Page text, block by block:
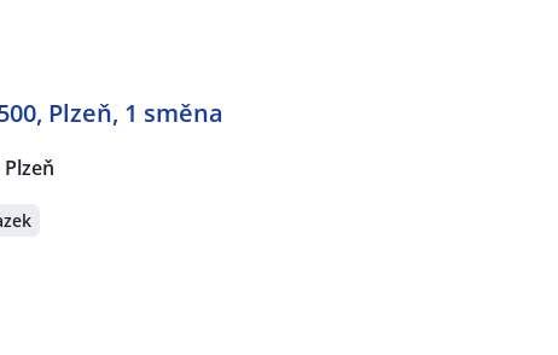
Plzeň, 1 směna